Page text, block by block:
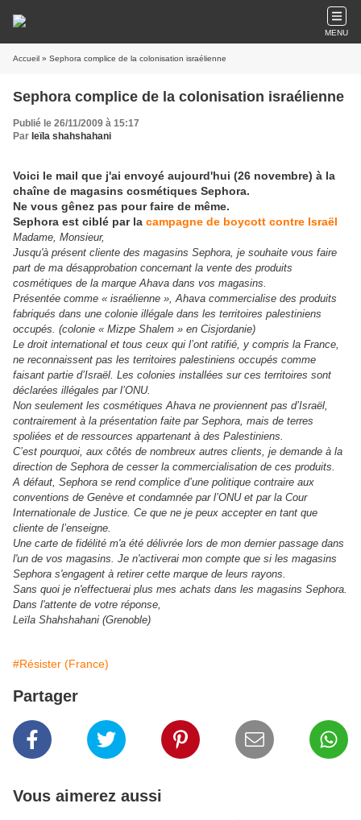
MENU
Accueil » Sephora complice de la colonisation israélienne
Sephora complice de la colonisation israélienne
Publié le 26/11/2009 à 15:17
Par leïla shahshahani
Voici le mail que j'ai envoyé aujourd'hui (26 novembre) à la
chaîne de magasins cosmétiques Sephora.
Ne vous gênez pas pour faire de même.
Sephora est ciblé par la campagne de boycott contre Israël
Madame, Monsieur,
Jusqu'à présent cliente des magasins Sephora, je souhaite vous faire
part de ma désapprobation concernant la vente des produits
cosmétiques de la marque Ahava dans vos magasins.
Présentée comme « israélienne », Ahava commercialise des produits
fabriqués dans une colonie illégale dans les territoires palestiniens
occupés. (colonie « Mizpe Shalem » en Cisjordanie)
Le droit international et tous ceux qui l’ont ratifié, y compris la France,
ne reconnaissent pas les territoires palestiniens occupés comme
faisant partie d’Israël. Les colonies installées sur ces territoires sont
déclarées illégales par l’ONU.
Non seulement les cosmétiques Ahava ne proviennent pas d’Israël,
contrairement à la présentation faite par Sephora, mais de terres
spoliées et de ressources appartenant à des Palestiniens.
C’est pourquoi, aux côtés de nombreux autres clients, je demande à la
direction de Sephora de cesser la commercialisation de ces produits.
A défaut, Sephora se rend complice d’une politique contraire aux
conventions de Genève et condamnée par l’ONU et par la Cour
Internationale de Justice. Ce que ne je peux accepter en tant que
cliente de l’enseigne.
Une carte de fidélité m'a été délivrée lors de mon dernier passage dans
l'un de vos magasins. Je n'activerai mon compte que si les magasins
Sephora s'engagent à retirer cette marque de leurs rayons.
Sans quoi je n'effectuerai plus mes achats dans les magasins Sephora.
Dans l'attente de votre réponse,
Leïla Shahshahani (Grenoble)
#Résister (France)
Partager
Vous aimerez aussi